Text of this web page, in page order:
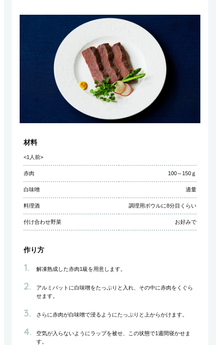
材料
<1人前>
赤肉 100～150ｇ
白味噌 適量
料理酒 調理用ボウルに8分目くらい
付け合わせ野菜 お好みで
作り方
解凍熟成した赤肉1級を用意します。
アルミバットに白味噌をたっぷりと入れ、その中に赤肉をくぐら
せます。
さらに赤肉が白味噌で浸るようにたっぷりと上からかけます。
空気が入らないようにラップを被せ、この状態で1週間寝かせま
す。